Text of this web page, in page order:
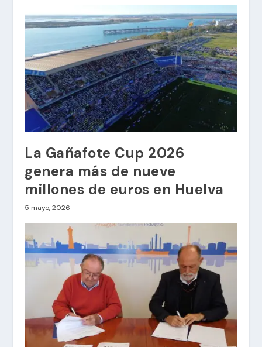
La Gañafote Cup 2026
genera más de nueve
millones de euros en Huelva
5 mayo, 2026